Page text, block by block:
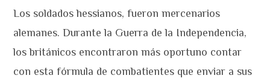
Los soldados hessianos, fueron mercenarios
alemanes. Durante la Guerra de la Independencia,
los británicos encontraron más oportuno contar
con esta fórmula de combatientes que enviar a sus